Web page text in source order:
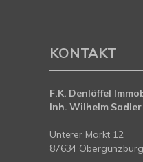
KONTAKT
F.K. Denlöffel
Inh. Wilhelm Sadler
Unterer Markt 12
87634 Obergünzburg